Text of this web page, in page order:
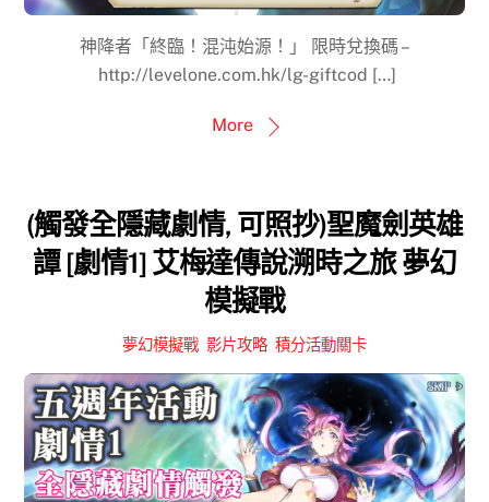
神降者「終臨！混沌始源！」 限時兌換碼 –
http://levelone.com.hk/lg-giftcod […]
More
(觸發全隱藏劇情, 可照抄)聖魔劍英雄
譚 [劇情1] 艾梅達傳說溯時之旅 夢幻
模擬戰
夢幻模擬戰 影片攻略 積分活動關卡